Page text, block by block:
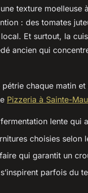
texture
: des tomates
Et surtout, la
ancien qui
chaque matin
Pizzeria à Sainte-
lente qui
choisies selon
qui garantit un
parfois du